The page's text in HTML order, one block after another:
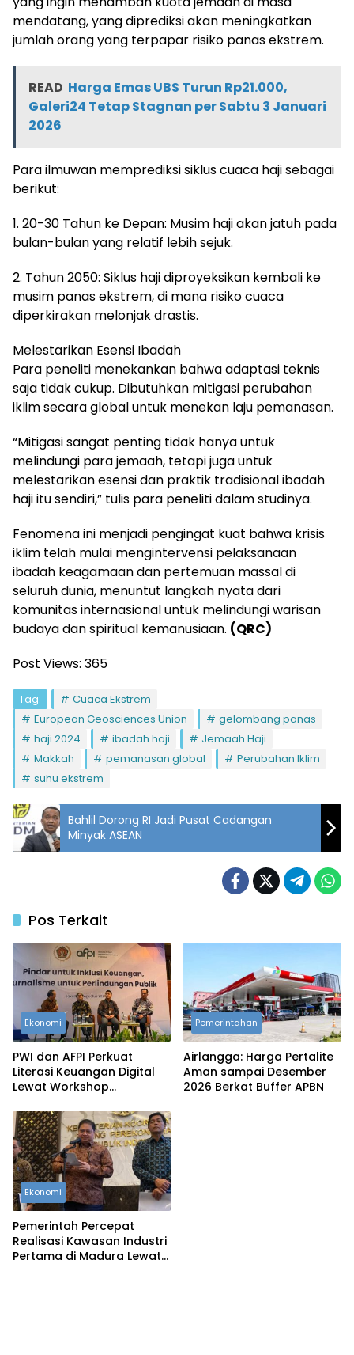
mendatang, yang diprediksi akan meningkatkan
jumlah orang yang terpapar risiko panas ekstrem.
READ Harga Emas UBS Turun Rp21.000,
Galeri24 Tetap Stagnan per Sabtu 3 Januari
2026
Para ilmuwan memprediksi siklus cuaca haji sebagai
berikut:
1. 20-30 Tahun ke Depan: Musim haji akan jatuh pada
bulan-bulan yang relatif lebih sejuk.
2. Tahun 2050: Siklus haji diproyeksikan kembali ke
musim panas ekstrem, di mana risiko cuaca
diperkirakan melonjak drastis.
Melestarikan Esensi Ibadah
Para peneliti menekankan bahwa adaptasi teknis
saja tidak cukup. Dibutuhkan mitigasi perubahan
iklim secara global untuk menekan laju pemanasan.
“Mitigasi sangat penting tidak hanya untuk
melindungi para jemaah, tetapi juga untuk
melestarikan esensi dan praktik tradisional ibadah
haji itu sendiri,” tulis para peneliti dalam studinya.
Fenomena ini menjadi pengingat kuat bahwa krisis
iklim telah mulai mengintervensi pelaksanaan
ibadah keagamaan dan pertemuan massal di
seluruh dunia, menuntut langkah nyata dari
komunitas internasional untuk melindungi warisan
budaya dan spiritual kemanusiaan. (QRC)
Post Views: 365
Tag:
Cuaca Ekstrem
European Geosciences Union
gelombang panas
haji 2024
ibadah haji
Jemaah Haji
Makkah
pemanasan global
Perubahan Iklim
suhu ekstrem
Bahlil Dorong RI Jadi Pusat Cadangan
Minyak ASEAN
Pos Terkait
Ekonomi
PWI dan AFPI Perkuat
Literasi Keuangan Digital
Lewat Workshop
Masyarakat Hindari Pinjol
Ilegal
Pemerintahan
Airlangga: Harga Pertalite
Aman sampai Desember
2026 Berkat Buffer APBN
Ekonomi
Pemerintah Percepat
Realisasi Kawasan Industri
Pertama di Madura Lewat